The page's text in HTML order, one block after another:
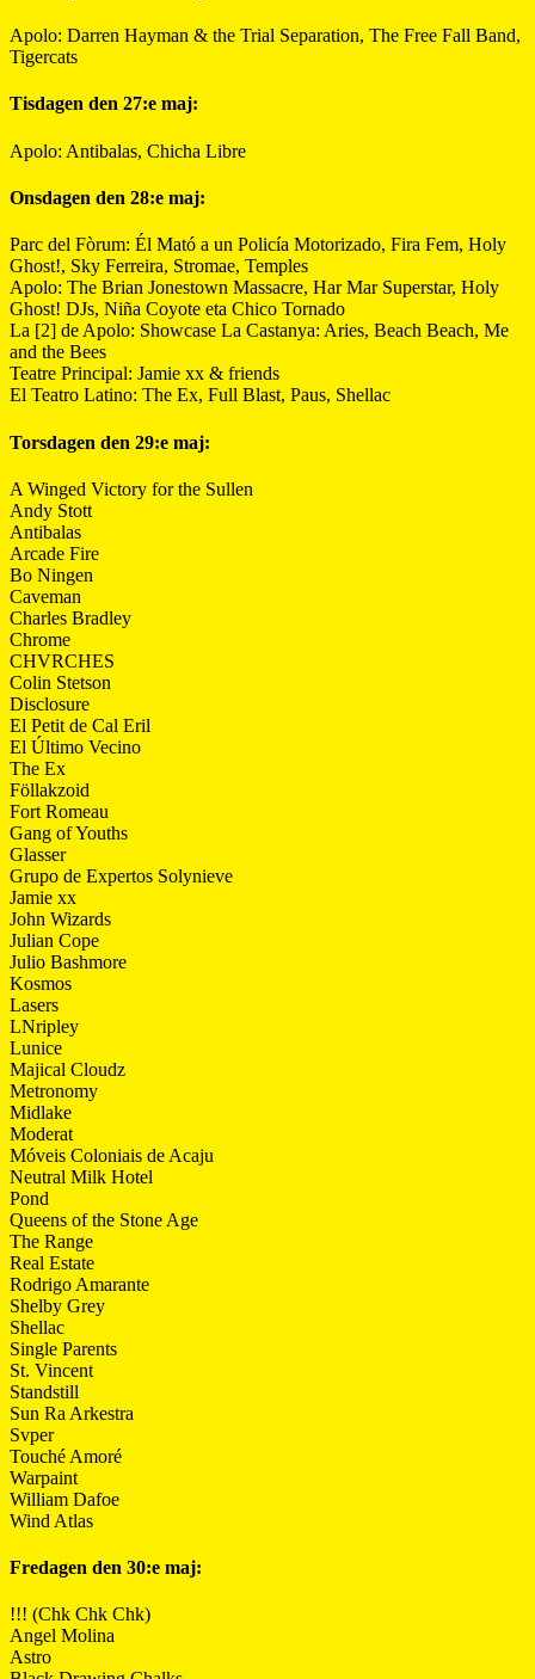
Apolo: Darren Hayman & the Trial Separation, The Free Fall Band,
Tigercats
Tisdagen den 27:e maj:
Apolo: Antibalas, Chicha Libre
Onsdagen den 28:e maj:
Parc del Fòrum: Él Mató a un Policía Motorizado, Fira Fem, Holy
Ghost!, Sky Ferreira, Stromae, Temples
Apolo: The Brian Jonestown Massacre, Har Mar Superstar, Holy
Ghost! DJs, Niña Coyote eta Chico Tornado
La [2] de Apolo: Showcase La Castanya: Aries, Beach Beach, Me
and the Bees
Teatre Principal: Jamie xx & friends
El Teatro Latino: The Ex, Full Blast, Paus, Shellac
Torsdagen den 29:e maj:
A Winged Victory for the Sullen
Andy Stott
Antibalas
Arcade Fire
Bo Ningen
Caveman
Charles Bradley
Chrome
CHVRCHES
Colin Stetson
Disclosure
El Petit de Cal Eril
El Último Vecino
The Ex
Föllakzoid
Fort Romeau
Gang of Youths
Glasser
Grupo de Expertos Solynieve
Jamie xx
John Wizards
Julian Cope
Julio Bashmore
Kosmos
Lasers
LNripley
Lunice
Majical Cloudz
Metronomy
Midlake
Moderat
Móveis Coloniais de Acaju
Neutral Milk Hotel
Pond
Queens of the Stone Age
The Range
Real Estate
Rodrigo Amarante
Shelby Grey
Shellac
Single Parents
St. Vincent
Standstill
Sun Ra Arkestra
Svper
Touché Amoré
Warpaint
William Dafoe
Wind Atlas
Fredagen den 30:e maj:
!!! (Chk Chk Chk)
Angel Molina
Astro